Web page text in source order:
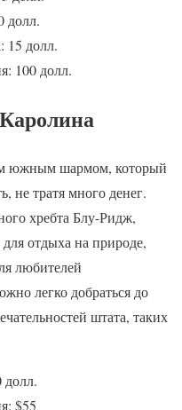
долл.
15 долл.
100 долл.
южным шармом, который
не тратя много денег.
хребта Блу-Ридж,
отдыха на природе,
любителей
легко добраться до
штата, таких
долл.
$55